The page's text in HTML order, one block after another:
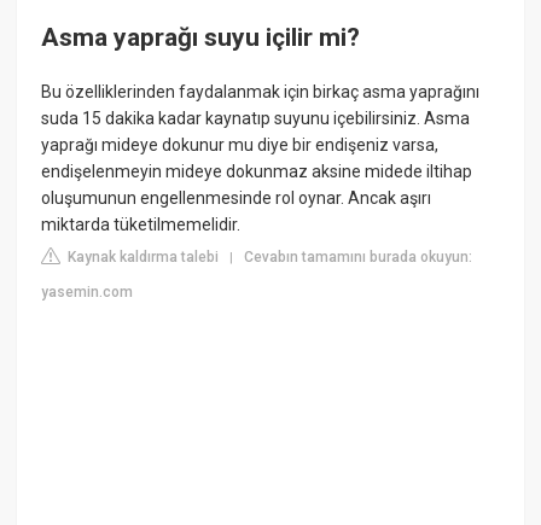
Asma yaprağı suyu içilir mi?
Bu özelliklerinden faydalanmak için birkaç asma yaprağını
suda 15 dakika kadar kaynatıp suyunu içebilirsiniz. Asma
yaprağı mideye dokunur mu diye bir endişeniz varsa,
endişelenmeyin mideye dokunmaz aksine midede iltihap
oluşumunun engellenmesinde rol oynar. Ancak aşırı
miktarda tüketilmemelidir.
Kaynak kaldırma talebi |Cevabın tamamını burada okuyun:
yasemin.com